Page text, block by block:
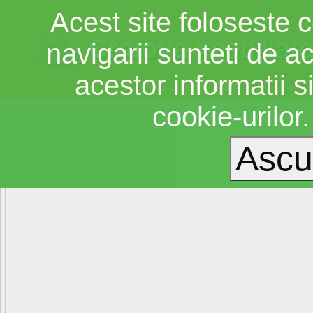
Craiova
Acest site foloseste
navigarii sunteti de
acestor informatii
cookie-